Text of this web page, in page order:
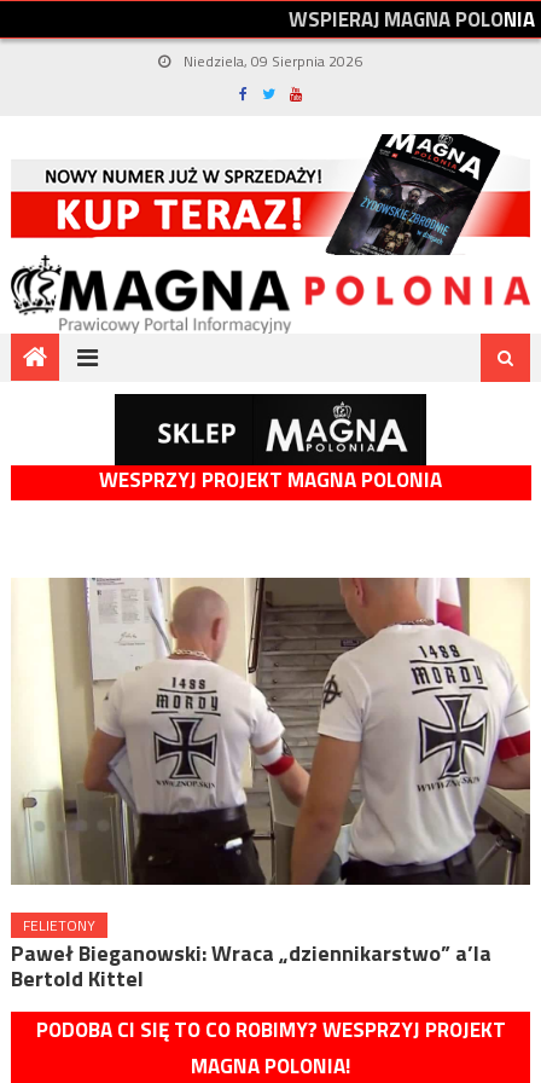
WSPIERAJMAGNAPOLONIA
Niedziela, 09 Sierpnia 2026
WESPRZYJ PROJEKT MAGNA POLONIA
FELIETONY
Paweł Bieganowski: Wraca „dziennikarstwo” a’la
Bertold Kittel
PODOBA CI SIĘ TO CO ROBIMY? WESPRZYJ PROJEKT
MAGNA POLONIA!